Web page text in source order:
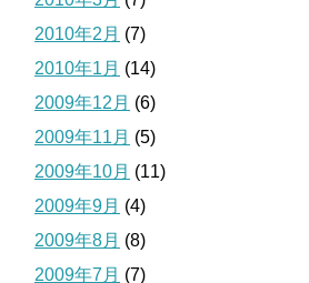
2010年2月 (7)
2010年1月 (14)
2009年12月 (6)
2009年11月 (5)
2009年10月 (11)
2009年9月 (4)
2009年8月 (8)
2009年7月 (7)